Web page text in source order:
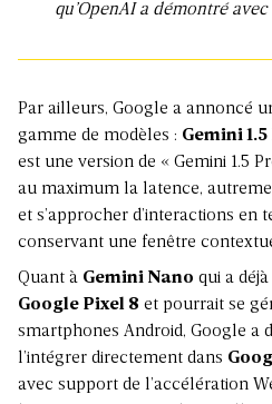
qu’OpenAI a démontré avec
Par ailleurs, Google a annoncé
gamme de modèles : Gemini
est une version de « Gemini 1.5
au maximum la latence,
et s’approcher d’interactions en
conservant une fenêtre
Quant à Gemini Nano qui a
Google Pixel 8 et pourrait se
smartphones Android, Google a
l’intégrer directement dans
avec support de l’accélération